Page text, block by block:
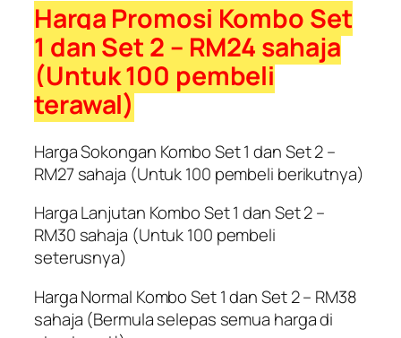
Harga Promosi Kombo Set
1 dan Set 2 – RM24 sahaja
(Untuk 100 pembeli
terawal)
Harga Sokongan Kombo Set 1 dan Set 2 –
RM27 sahaja (Untuk 100 pembeli berikutnya)
Harga Lanjutan Kombo Set 1 dan Set 2 –
RM30 sahaja (Untuk 100 pembeli
seterusnya)
Harga Normal Kombo Set 1 dan Set 2 – RM38
sahaja (Bermula selepas semua harga di